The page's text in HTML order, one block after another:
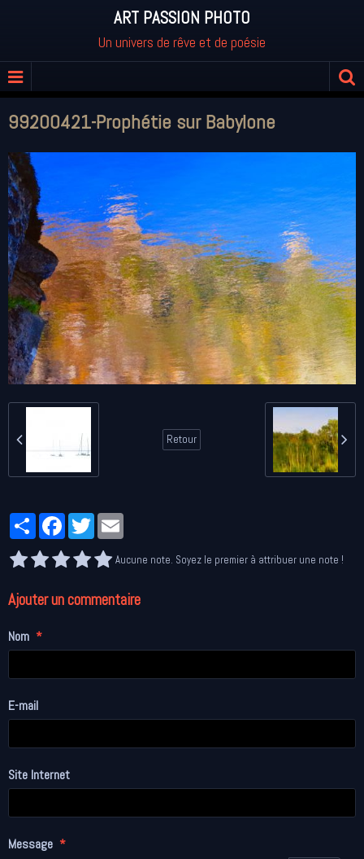
ART PASSION PHOTO
Un univers de rêve et de poésie
99200421-Prophétie sur Babylone
Retour
PartagerFacebookTwitter
Aucune note. Soyez le premier à attribuer une note !
Ajouter un commentaire
Nom
E-mail
Site Internet
Message